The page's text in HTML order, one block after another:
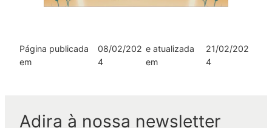
Página publicada
em
08/02/202
4
e atualizada
em
21/02/202
4
Adira à nossa newsletter